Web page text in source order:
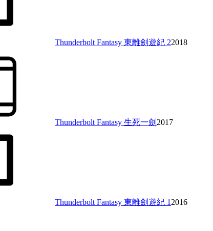
Thunderbolt Fantasy 東離劍遊紀 22018
Thunderbolt Fantasy 生死一劍 2017
Thunderbolt Fantasy 東離劍遊紀 1 2016